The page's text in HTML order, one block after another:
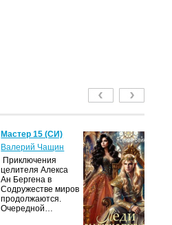
Мастер 15 (СИ)
Валерий Чащин
Приключения
целителя Алекса
Ан Бергена в
Содружестве миров
продолжаются.
Очередной…